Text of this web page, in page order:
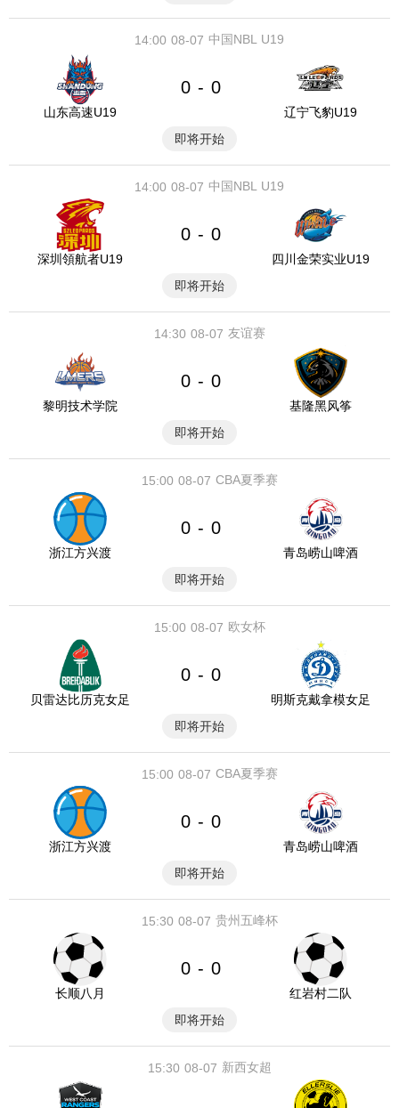
08-07
14:00 中国NBL U19
山东高速U19
0 - 0
辽宁飞豹U19
即将开始
08-07
14:00 中国NBL U19
深圳領航者U19
0 - 0
四川金荣实业U19
即将开始
08-07
14:30 友谊赛
黎明技术学院
0 - 0
基隆黑风筝
即将开始
08-07
15:00 CBA夏季赛
浙江方兴渡
0 - 0
青岛崂山啤酒
即将开始
08-07
15:00 欧女杯
贝雷达比历克女足
0 - 0
明斯克戴拿模女足
即将开始
08-07
15:00 CBA夏季赛
浙江方兴渡
0 - 0
青岛崂山啤酒
即将开始
08-07
15:30 贵州五峰杯
长顺八月
0 - 0
红岩村二队
即将开始
08-07
15:30 新西女超